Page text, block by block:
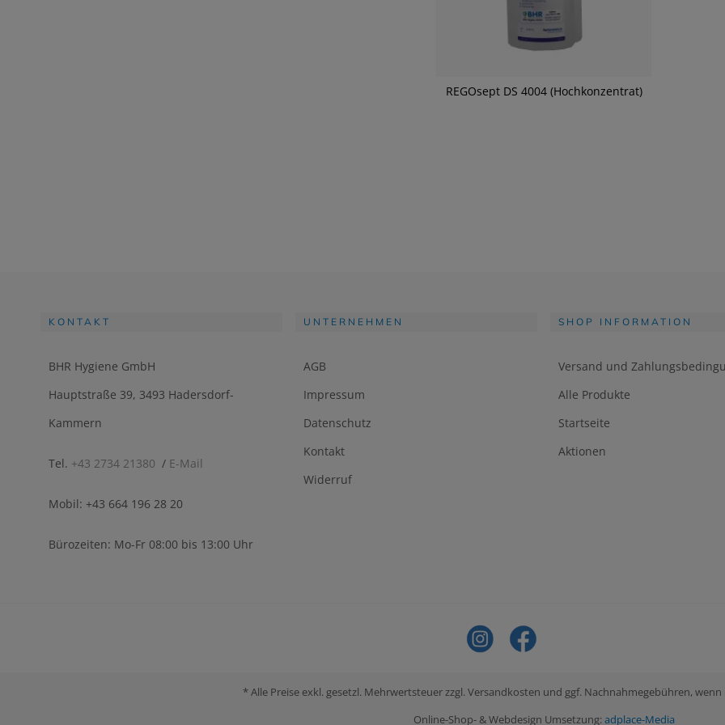
REGOsept DS 4004 (Hochkonzentrat)
KONTAKT
BHR Hygiene GmbH
Hauptstraße 39, 3493 Hadersdorf-
Kammern
Tel. +43 2734 21380 / E-Mail
Mobil: +43 664 196 28 20
Bürozeiten: Mo-Fr 08:00 bis 13:00 Uhr
UNTERNEHMEN
AGB
Impressum
Datenschutz
Kontakt
Widerruf
SHOP INFORMATION
Versand und
Alle Produkte
Startseite
Aktionen
* Alle Preise exkl. gesetzl. Mehrwertsteuer zzgl. Versandkosten und ggf. Nachnahmegebühren,
Online-Shop- & Webdesign Umsetzung:adplace-Media